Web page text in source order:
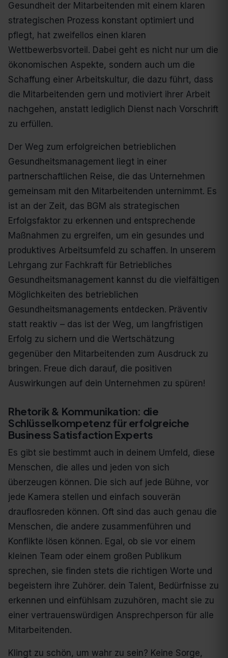
Gesundheit der Mitarbeitenden mit einem klaren
strategischen Prozess konstant optimiert und
pflegt, hat zweifellos einen klaren
Wettbewerbsvorteil. Dabei geht es nicht nur um die
ökonomischen Aspekte, sondern auch um die
Schaffung einer Arbeitskultur, die dazu führt, dass
die Mitarbeitenden gern und motiviert ihrer Arbeit
nachgehen, anstatt lediglich Dienst nach Vorschrift
zu erfüllen.
Der Weg zum erfolgreichen betrieblichen
Gesundheitsmanagement liegt in einer
partnerschaftlichen Reise, die das Unternehmen
gemeinsam mit den Mitarbeitenden unternimmt. Es
ist an der Zeit, das BGM als strategischen
Erfolgsfaktor zu erkennen und entsprechende
Maßnahmen zu ergreifen, um ein gesundes und
produktives Arbeitsumfeld zu schaffen. In unserem
Lehrgang zur Fachkraft für Betriebliches
Gesundheitsmanagement kannst du die vielfältigen
Möglichkeiten des betrieblichen
Gesundheitsmanagements entdecken. Präventiv
statt reaktiv – das ist der Weg, um langfristigen
Erfolg zu sichern und die Wertschätzung
gegenüber den Mitarbeitenden zum Ausdruck zu
bringen. Freue dich darauf, die positiven
Auswirkungen auf dein Unternehmen zu spüren!
Rhetorik & Kommunikation: die
Schlüsselkompetenz für erfolgreiche
Business Satisfaction Experts
Es gibt sie bestimmt auch in deinem Umfeld, diese
Menschen, die alles und jeden von sich
überzeugen können. Die sich auf jede Bühne, vor
jede Kamera stellen und einfach souverän
drauflosreden können. Oft sind das auch genau die
Menschen, die andere zusammenführen und
Konflikte lösen können. Egal, ob sie vor einem
kleinen Team oder einem großen Publikum
sprechen, sie finden stets die richtigen Worte und
begeistern ihre Zuhörer. dein Talent, Bedürfnisse zu
erkennen und einfühlsam zuzuhören, macht sie zu
einer vertrauenswürdigen Ansprechperson für alle
Mitarbeitenden.
Klingt zu schön, um wahr zu sein? Keine Sorge,